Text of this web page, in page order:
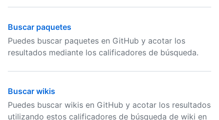
Buscar paquetes
Puedes buscar paquetes en GitHub y acotar los
resultados mediante los calificadores de búsqueda.
Buscar wikis
Puedes buscar wikis en GitHub y acotar los resultados
utilizando estos calificadores de búsqueda de wiki en